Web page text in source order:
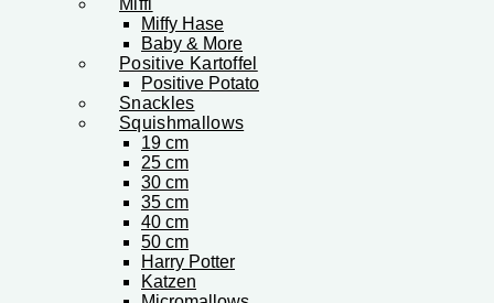
Miffi
Miffy Hase
Baby & More
Positive Kartoffel
Positive Potato
Snackles
Squishmallows
19 cm
25 cm
30 cm
35 cm
40 cm
50 cm
Harry Potter
Katzen